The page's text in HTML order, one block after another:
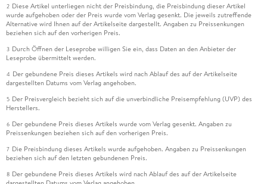
2 Diese Artikel unterliegen nicht der Preisbindung, die Preisbindung dieser Artikel
wurde aufgehoben oder der Preis wurde vom Verlag gesenkt. Die jeweils zutreffende
Alternative wird Ihnen auf der Artikelseite dargestellt. Angaben zu Preissenkungen
beziehen sich auf den vorherigen Preis.
3 Durch Öffnen der Leseprobe willigen Sie ein, dass Daten an den Anbieter der
Leseprobe übermittelt werden.
4 Der gebundene Preis dieses Artikels wird nach Ablauf des auf der Artikelseite
dargestellten Datums vom Verlag angehoben.
5 Der Preisvergleich bezieht sich auf die unverbindliche Preisempfehlung (UVP) des
Herstellers.
6 Der gebundene Preis dieses Artikels wurde vom Verlag gesenkt. Angaben zu
Preissenkungen beziehen sich auf den vorherigen Preis.
7 Die Preisbindung dieses Artikels wurde aufgehoben. Angaben zu Preissenkungen
beziehen sich auf den letzten gebundenen Preis.
8 Der gebundene Preis dieses Artikels wird nach Ablauf des auf der Artikelseite